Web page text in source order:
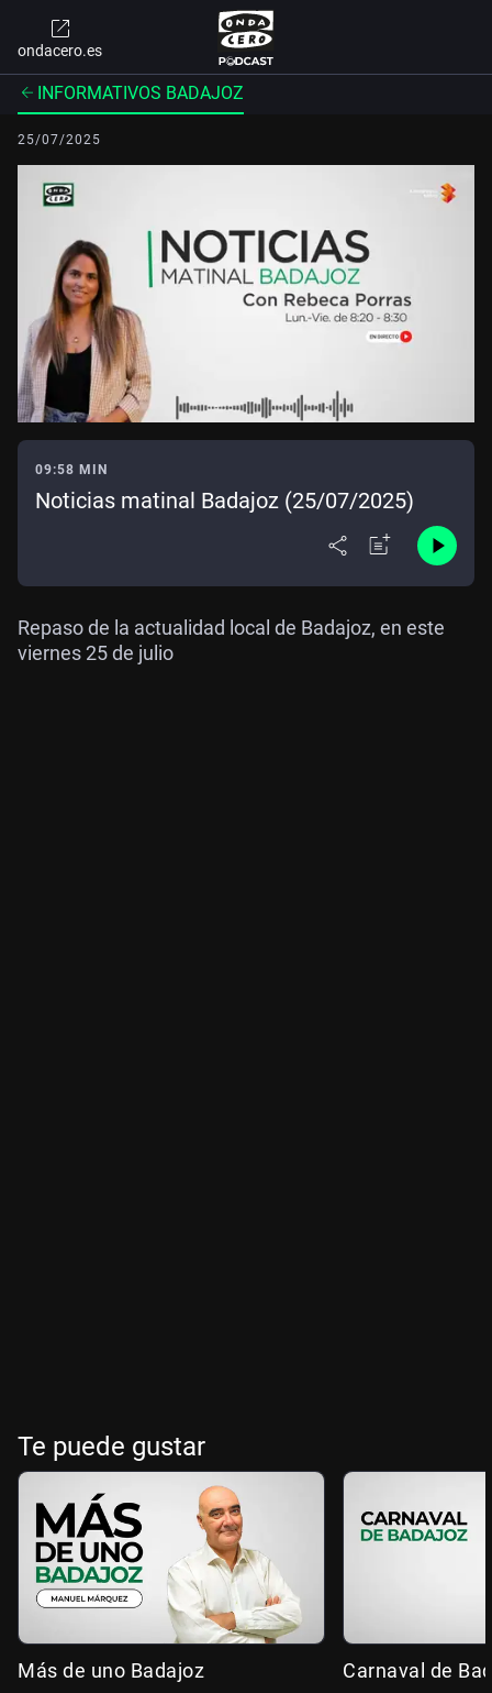
ondacero.es
INFORMATIVOS BADAJOZ
25/07/2025
09:58 MIN
Noticias matinal Badajoz (25/07/2025)
Repaso de la actualidad local de Badajoz, en este
viernes 25 de julio
Te puede gustar
Más de uno Badajoz Carnaval de